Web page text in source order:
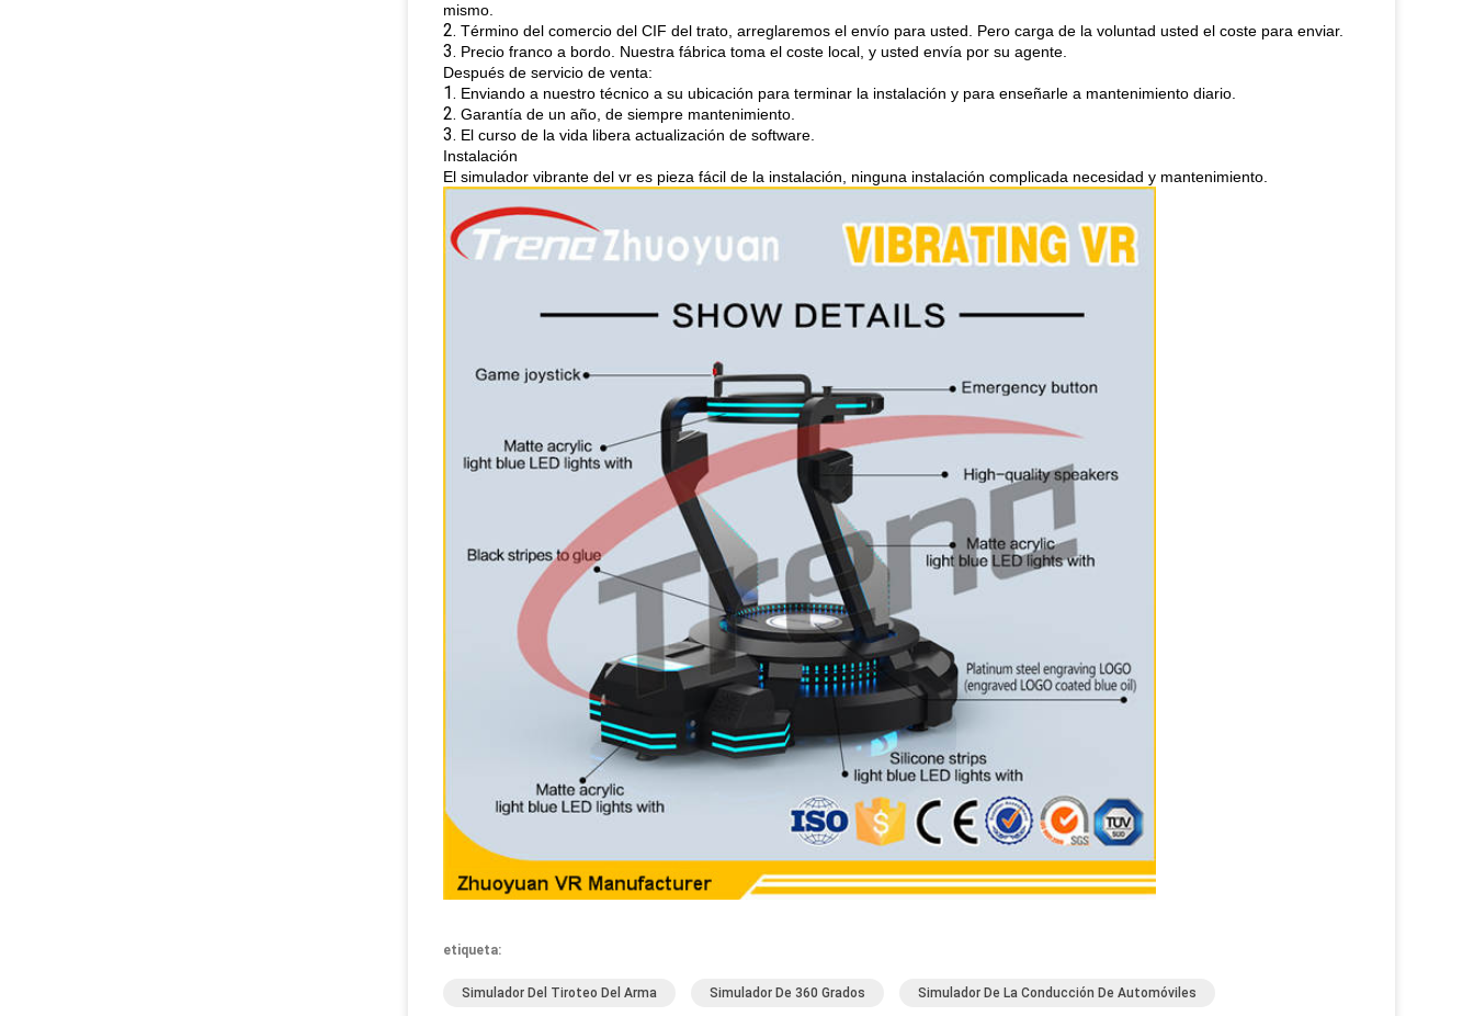
mismo.
2. Término del comercio del CIF del trato, arreglaremos el envío para usted. Pero carga de la voluntad usted el coste para enviar.
3. Precio franco a bordo. Nuestra fábrica toma el coste local, y usted envía por su agente.
Después de servicio de venta:
1. Enviando a nuestro técnico a su ubicación para terminar la instalación y para enseñarle a mantenimiento diario.
2. Garantía de un año, de siempre mantenimiento.
3. El curso de la vida libera actualización de software.
Instalación
El simulador vibrante del vr es pieza fácil de la instalación, ninguna instalación complicada necesidad y mantenimiento.
etiqueta:
Simulador Del Tiroteo Del Arma Simulador De 360 Grados Simulador De La Conducción De Automóviles